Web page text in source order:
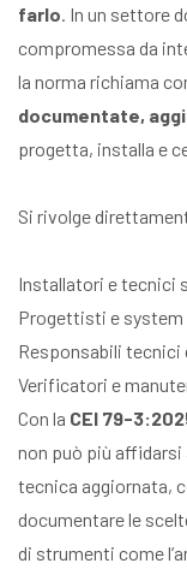
farlo. In un settore
compromessa da
la norma richiama
documentate,
progetta, installa e
Si rivolge
Installatori e tecnici
Progettisti e
Responsabili tecnici
Verificatori e
Con la CEI 79-
non può più
tecnica aggiornata,
documentare le
di strumenti come